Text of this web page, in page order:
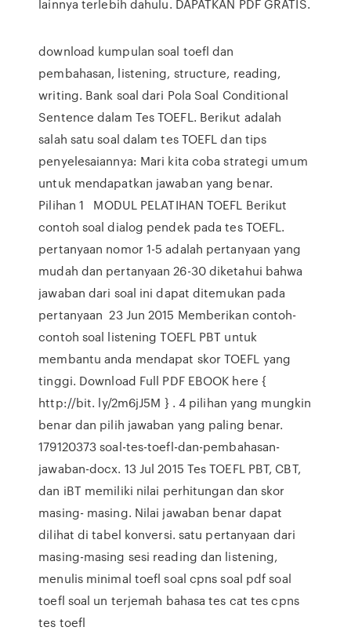
lainnya terlebih dahulu. DAPATKAN PDF GRATIS.
download kumpulan soal toefl dan
pembahasan, listening, structure, reading,
writing. Bank soal dari Pola Soal Conditional
Sentence dalam Tes TOEFL. Berikut adalah
salah satu soal dalam tes TOEFL dan tips
penyelesaiannya: Mari kita coba strategi umum
untuk mendapatkan jawaban yang benar.
Pilihan 1 MODUL PELATIHAN TOEFL Berikut
contoh soal dialog pendek pada tes TOEFL.
pertanyaan nomor 1-5 adalah pertanyaan yang
mudah dan pertanyaan 26-30 diketahui bahwa
jawaban dari soal ini dapat ditemukan pada
pertanyaan 23 Jun 2015 Memberikan contoh-
contoh soal listening TOEFL PBT untuk
membantu anda mendapat skor TOEFL yang
tinggi. Download Full PDF EBOOK here {
http://bit. ly/2m6jJ5M } . 4 pilihan yang mungkin
benar dan pilih jawaban yang paling benar.
179120373 soal-tes-toefl-dan-pembahasan-
jawaban-docx. 13 Jul 2015 Tes TOEFL PBT, CBT,
dan iBT memiliki nilai perhitungan dan skor
masing- masing. Nilai jawaban benar dapat
dilihat di tabel konversi. satu pertanyaan dari
masing-masing sesi reading dan listening,
menulis minimal toefl soal cpns soal pdf soal
toefl soal un terjemah bahasa tes cat tes cpns
tes toefl